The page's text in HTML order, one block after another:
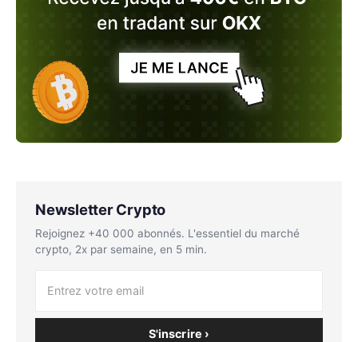
Newsletter Crypto
Rejoignez +40 000 abonnés. L'essentiel du marché
crypto, 2x par semaine, en 5 min.
S'inscrire ›